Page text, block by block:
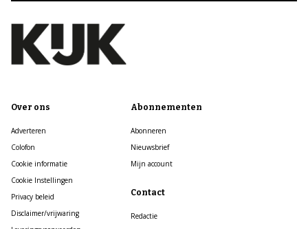
Over ons
Adverteren
Colofon
Cookie informatie
Cookie Instellingen
Privacy beleid
Disclaimer/vrijwaring
Abonnementen
Abonneren
Nieuwsbrief
Mijn account
Contact
Redactie